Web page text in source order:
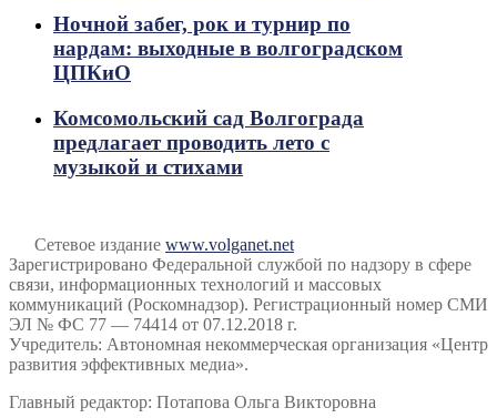
Ночной забег, рок и турнир по
нардам: выходные в волгоградском
ЦПКиО
Комсомольский сад Волгограда
предлагает проводить лето с
музыкой и стихами
Сетевое издание www.volganet.net
Зарегистрировано Федеральной службой по надзору в сфере
связи, информационных технологий и массовых
коммуникаций (Роскомнадзор). Регистрационный номер СМИ
ЭЛ № ФС 77 — 74414 от 07.12.2018 г.
Учредитель: Автономная некоммерческая организация «Центр
развития эффективных медиа».
Главный редактор: Потапова Ольга Викторовна